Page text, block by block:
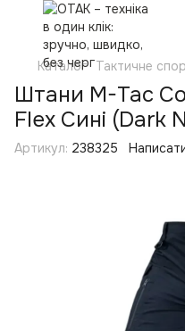
Каталог Тактичне
Штани M-Tac
Flex Сині (Dark
Артикул: 238325